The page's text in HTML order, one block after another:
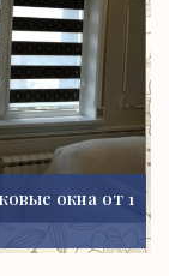
окна от 1